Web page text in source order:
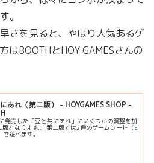
。
さを見ると、やはり人気あるゲ
BOOTHとHOY GAMESさんの
あれ（第ニ版） - HOYGAMES SHOP -
発売した「豆と共にあれ」にいくつかの調整を加
版となります。 第ニ版では2種のゲームシート（E
遊べます。